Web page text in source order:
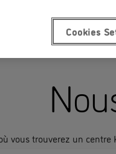
vous trouverez un centre
Cookies